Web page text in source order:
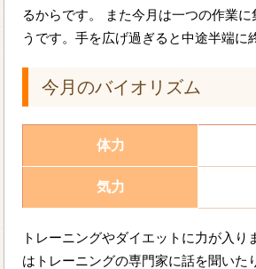
るからです。 また今月は一つの作業
うです。手を広げ過ぎると中途半端に
今月のバイオリズム
体力
気力
トレーニングやダイエットに力が入り
はトレーニングの専門家に話を聞いた